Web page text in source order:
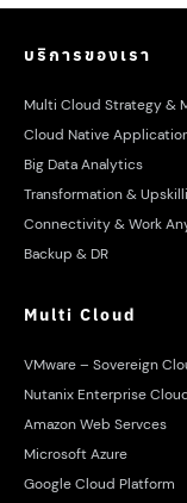
บริการของเรา
Multi Cloud Strategy &
Cloud Native
Big Data Analytics
Transformation &
Connectivity & Work
Backup & DR
Multi Cloud
VMware – Sovereign
Nutanix Enterprise
Amazon Web Servces
Microsoft Azure
Google Cloud Platform